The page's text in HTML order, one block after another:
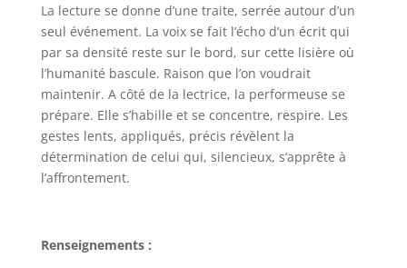
La lecture se donne d’une traite, serrée autour d’un
seul événement. La voix se fait l’écho d’un écrit qui
par sa densité reste sur le bord, sur cette lisière où
l’humanité bascule. Raison que l’on voudrait
maintenir. A côté de la lectrice, la performeuse se
prépare. Elle s’habille et se concentre, respire. Les
gestes lents, appliqués, précis révèlent la
détermination de celui qui, silencieux, s’apprête à
l’affrontement.
Renseignements :